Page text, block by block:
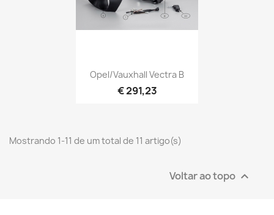
Opel/Vauxhall Vectra B
€ 291,23
Mostrando 1-11 de um total de 11 artigo(s)
Voltar ao topo 